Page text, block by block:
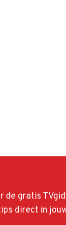
de gratis
direct in